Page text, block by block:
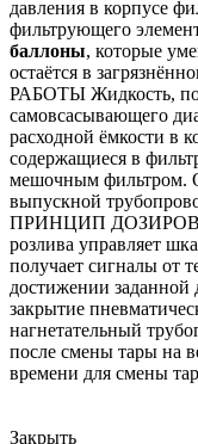
давления в корпусе
фильтрующего
баллоны, которые
остаётся в
РАБОТЫ Жидкость,
самовсасывающего
расходной ёмкости в
содержащиеся в
мешочным фильтром.
выпускной
ПРИНЦИП
розлива управляет
получает сигналы от
достижении заданной
закрытие
нагнетательный
после смены тары на
времени для смены
Закрыть